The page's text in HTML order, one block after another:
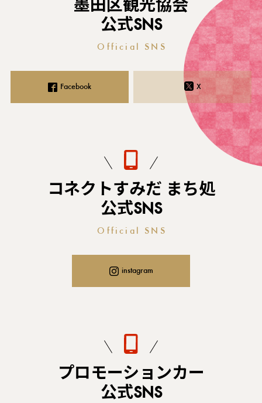
墨田区観光協会
公式SNS
Official SNS
Facebook X
コネクトすみだ まち処
公式SNS
Official SNS
instagram
プロモーションカー
公式SNS